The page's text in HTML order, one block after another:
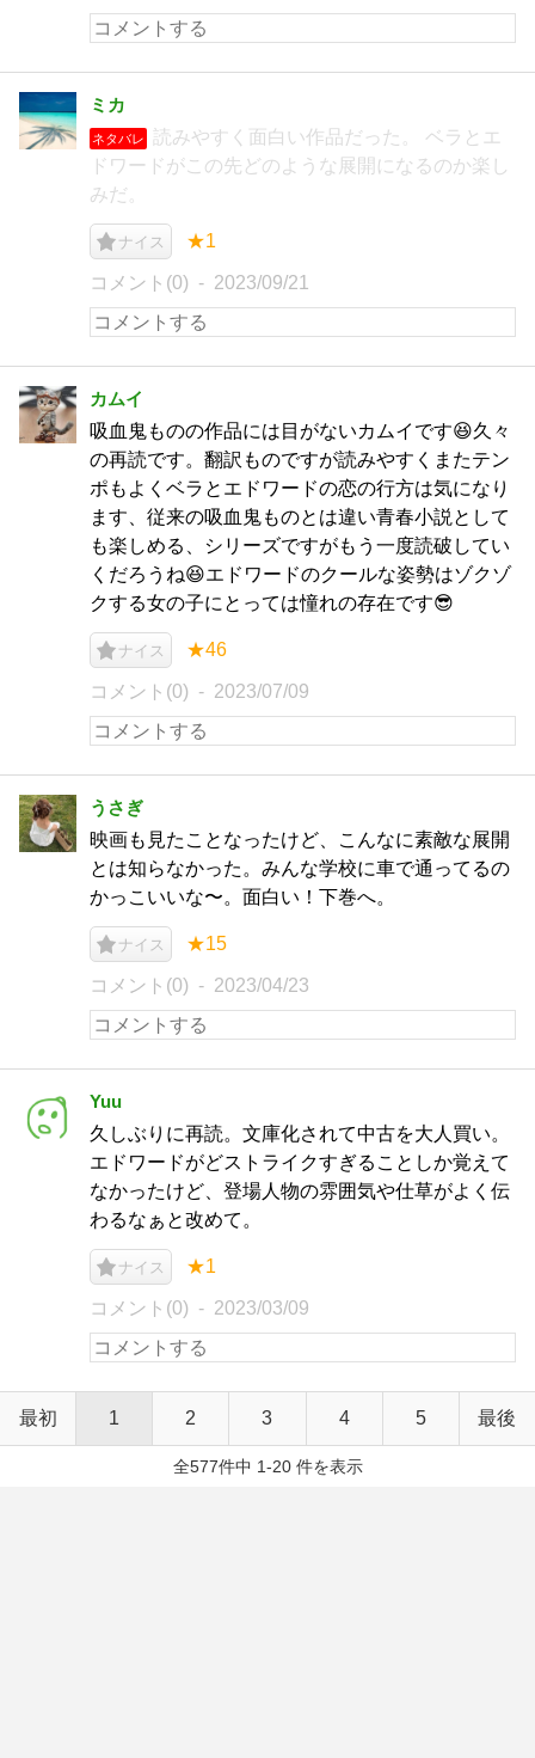
ミカ
ネタバレ
読みやすく面白い作品だった。 ベラとエ
ドワードがこの先どのような展開になるのか楽し
みだ。
ナイス ★1
コメント(0) 2023/09/21
カムイ
吸血鬼ものの作品には目がないカムイです😆久々
の再読です。翻訳ものですが読みやすくまたテン
ポもよくベラとエドワードの恋の行方は気になり
ます、従来の吸血鬼ものとは違い青春小説として
も楽しめる、シリーズですがもう一度読破してい
くだろうね😆エドワードのクールな姿勢はゾクゾ
クする女の子にとっては憧れの存在です😎
ナイス ★46
コメント(0) 2023/07/09
うさぎ
映画も見たことなったけど、こんなに素敵な展開
とは知らなかった。みんな学校に車で通ってるの
かっこいいな〜。面白い！下巻へ。
ナイス ★15
コメント(0) 2023/04/23
Yuu
久しぶりに再読。文庫化されて中古を大人買い。
エドワードがどストライクすぎることしか覚えて
なかったけど、登場人物の雰囲気や仕草がよく伝
わるなぁと改めて。
ナイス ★1
コメント(0) 2023/03/09
最初 1 2 3 4 5 最後
全577件中 1-20 件を表示